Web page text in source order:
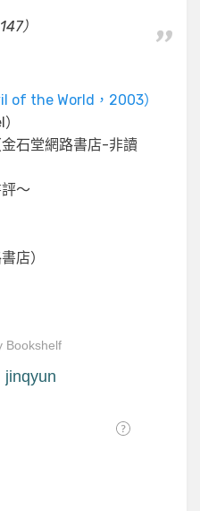
）
of the World，2003）
金石堂網路書店-非讀
～
店）